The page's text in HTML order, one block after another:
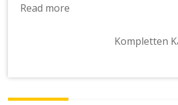
Read more
Kompletten